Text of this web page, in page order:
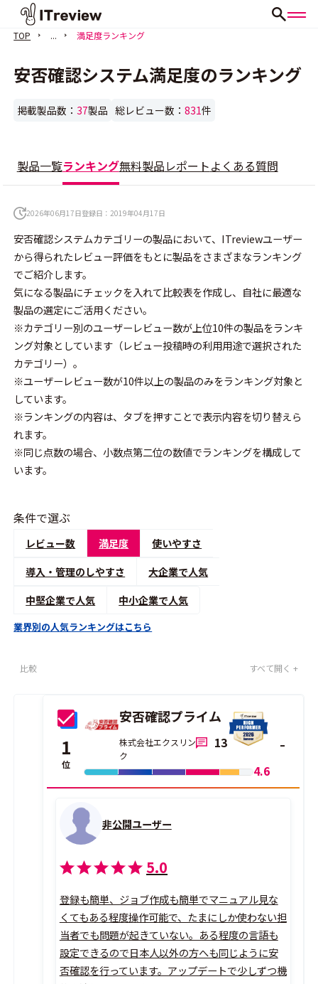
TOP ... 満足度ランキング
安否確認システム満足度のランキング
掲載製品数：37製品 総レビュー数：831件
製品一覧ランキング無料製品レポートよくある質問
2026年06月17日登録日：2019年04月17日
安否確認システムカテゴリーの製品において、ITreviewユーザー
から得られたレビュー評価をもとに製品をさまざまなランキング
でご紹介します。
気になる製品にチェックを入れて比較表を作成し、自社に最適な
製品の選定にご活用ください。
※カテゴリー別のユーザーレビュー数が上位10件の製品をランキ
ング対象としています（レビュー投稿時の利用用途で選択された
カテゴリー）。
※ユーザーレビュー数が10件以上の製品のみをランキング対象と
しています。
※ランキングの内容は、タブを押すことで表示内容を切り替えら
れます。
※同じ点数の場合、小数点第二位の数値でランキングを構成して
います。
条件で選ぶ
レビュー数 満足度
使いやすさ
導入・管理のしやすさ
大企業で人気
中堅企業で人気
中小企業で人気
業界別の人気ランキングはこちら
比較 すべて開く +
1
位
安否確認プライム
株式会社エクスリン
ク
13
4.6
非公開ユーザー
5.0
登録も簡単、ジョブ作成も簡単でマニュアル見な
くてもある程度操作可能で、たまにしか使わない担
当者でも問題が起きていない。ある程度の言語も
設定できるので日本人以外の方へも同じように安
否確認を行っています。アップデートで少しずつ機